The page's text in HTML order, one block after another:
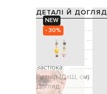
NEW
- 30%
ДЕТАЛІ Й ДОГЛЯД
Склад:
Виробництво:
Колір:
Декор:
Застібка:
Розмір (ДхШ, см):
Догляд: